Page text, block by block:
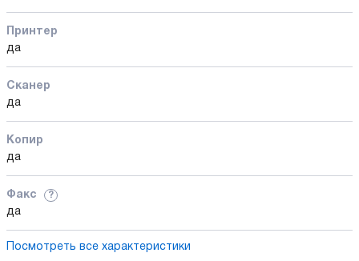
Принтер
да
Сканер
да
Копир
да
Факс ?
да
Посмотреть все характеристики